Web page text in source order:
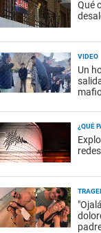
Qué
VIDEO
Un
¿QUÉ